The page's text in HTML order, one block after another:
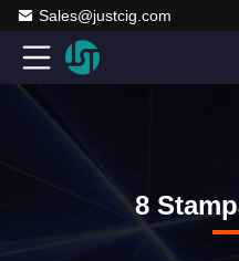
Sales@justcig.com
8